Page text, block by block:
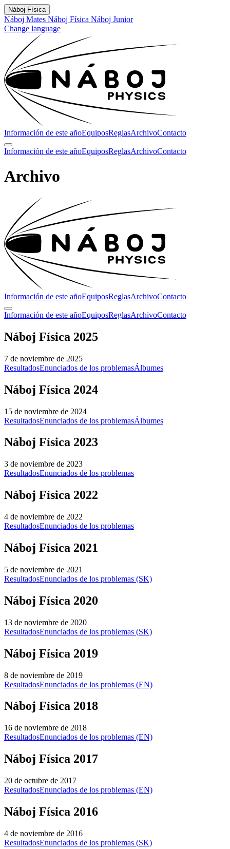
Náboj Física
Náboj Mates Náboj Física Náboj Junior
Change language
Información de este añoEquiposReglasArchivoContacto
Información de este añoEquiposReglasArchivoContacto
Archivo
Información de este añoEquiposReglasArchivoContacto
Información de este añoEquiposReglasArchivoContacto
Náboj Física 2025
7 de noviembre de 2025
ResultadosEnunciados de los problemasÁlbumes
Náboj Física 2024
15 de noviembre de 2024
ResultadosEnunciados de los problemasÁlbumes
Náboj Física 2023
3 de noviembre de 2023
ResultadosEnunciados de los problemas
Náboj Física 2022
4 de noviembre de 2022
ResultadosEnunciados de los problemas
Náboj Física 2021
5 de noviembre de 2021
ResultadosEnunciados de los problemas (SK)
Náboj Física 2020
13 de noviembre de 2020
ResultadosEnunciados de los problemas (SK)
Náboj Física 2019
8 de noviembre de 2019
ResultadosEnunciados de los problemas (EN)
Náboj Física 2018
16 de noviembre de 2018
ResultadosEnunciados de los problemas (EN)
Náboj Física 2017
20 de octubre de 2017
ResultadosEnunciados de los problemas (EN)
Náboj Física 2016
4 de noviembre de 2016
ResultadosEnunciados de los problemas (SK)